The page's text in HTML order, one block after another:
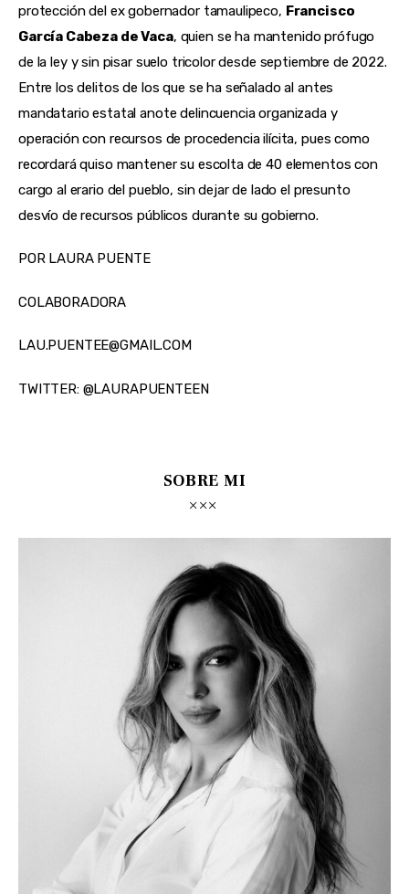
protección del ex gobernador tamaulipeco, Francisco
García Cabeza de Vaca, quien se ha mantenido prófugo
de la ley y sin pisar suelo tricolor desde septiembre de 2022.
Entre los delitos de los que se ha señalado al antes
mandatario estatal anote delincuencia organizada y
operación con recursos de procedencia ilícita, pues como
recordará quiso mantener su escolta de 40 elementos con
cargo al erario del pueblo, sin dejar de lado el presunto
desvío de recursos públicos durante su gobierno.
POR LAURA PUENTE
COLABORADORA
LAU.PUENTEE@GMAIL.COM
TWITTER: @LAURAPUENTEEN
SOBRE MI